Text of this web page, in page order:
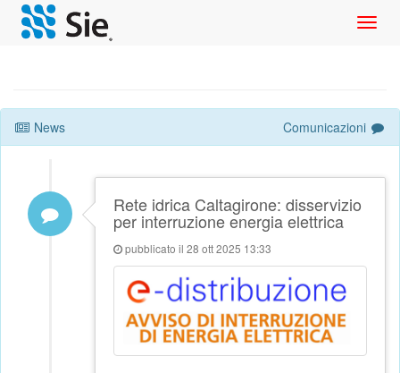
News Comunicazioni
Rete idrica Caltagirone: disservizio
per interruzione energia elettrica
pubblicato il 28 ott 2025 13:33